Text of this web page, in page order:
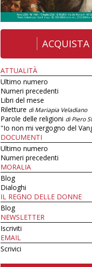
ACQUISTA
ATTUALITÀ
Ultimo numero
Numeri precedenti
Libri del mese
Riletture di Mariapia Veladiano
Parole delle religioni di Piero
"Io non mi vergogno del
DOCUMENTI
Ultimo numero
Numeri precedenti
MORALIA
Blog
Dialoghi
IL REGNO DELLE DONNE
Blog
NEWSLETTER
Iscriviti
EMAIL
Scrivici